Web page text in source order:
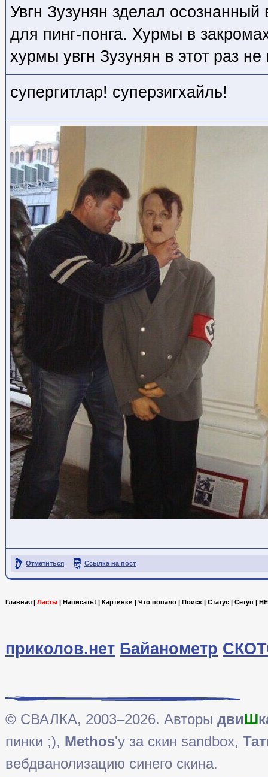
Увгн Зузунян зделал
для пинг-понга. Хурмы в
хурмы увгн Зузунян в этот раз не
супергитлар! суперзигхайль!
Отметиться Ссылка на пост
Главная | Ласты | Написать! | Картинки | Что попало | Поиск | Статус | Сетуп |
приколов.нет Байанометр
© СВАЛКА, 2003–2026. Авторы двиШ
пинки ;), Methos'у за скин sandbox,
вебдванолизацию синего скина.